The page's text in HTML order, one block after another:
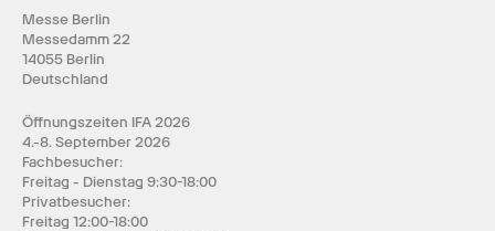
Messe Berlin
Messedamm 22
14055 Berlin
Deutschland
Öffnungszeiten IFA 2026
4.-8. September 2026
Fachbesucher:
Freitag - Dienstag 9:30-18:00
Privatbesucher:
Freitag 12:00-18:00